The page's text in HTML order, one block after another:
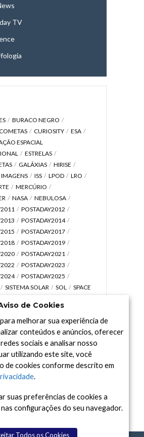
TV
BURACO NEGRO
CURIOSITY
ESA
ESPACIAL
ESTRELAS
GALÁXIAS
HIRISE
IMAGENS ISS LPOD
LRO
MERCÚRIO
NASA
NEBULOSA
POSTADAY2012
POSTADAY2014
POSTADAY2017
POSTADAY2019
POSTADAY2021
POSTADAY2023
POSTADAY2025
SISTEMA SOLAR SOL
SPACE
VÍDEOde Cookies
melhorar sua experiência de
conteúdos e anúncios, oferecer
sociais e analisar nosso
utilizando este site, você
de cookies conforme descrito em
.
suas preferências de cookies a
configurações do seu navegador.
Todos os Cookies